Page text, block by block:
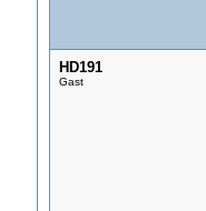
HD191
Gast